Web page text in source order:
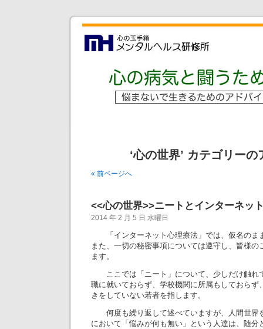
‘心の世界’ カテゴリー
« 前ページへ
<<心の世界>>ニートとインターネッ
2014 年 2 月 5 日 水曜日
「インターネット心理療法」では、仮名のま
また、一切の秘密事項については遵守し、皆様の
ます。
ここでは「ニート」について、少しだけ触れ
職に就いておらず、学校機関に所属もしておらず
きをしていない若者を指します。
何度も繰り返して述べていますが、人間世界
において「悩みが何も無い」という人達は、随分